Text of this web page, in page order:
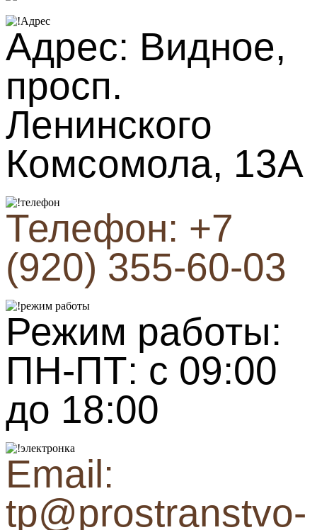
Адрес: Видное,
просп.
Ленинского
Комсомола, 13А
Телефон: +7
(920) 355-60-03
Режим работы:
ПН-ПТ: с 09:00
до 18:00
Email:
tp@prostranstvo-